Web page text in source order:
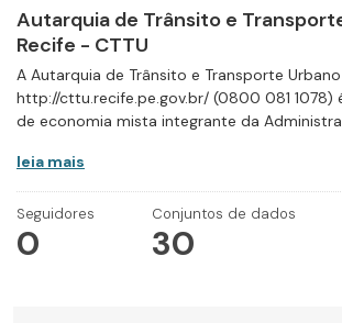
Autarquia de Trânsito e
Recife - CTTU
A Autarquia de Trânsito e Transporte
http://cttu.recife.pe.gov.br/ (0800 081 1078)
de economia mista integrante da
leia mais
Seguidores
0
Conjuntos de dados
30